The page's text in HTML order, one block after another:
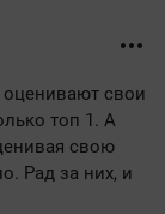
свои
топ 1. А
свою
Рад за них, и